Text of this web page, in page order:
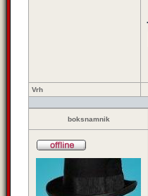
Vrh
boksnamnik